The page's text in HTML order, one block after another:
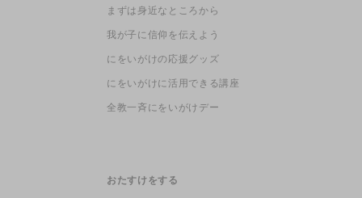
まずは身近なところから
我が子に信仰を伝えよう
にをいがけの応援グッズ
にをいがけに活用できる講座
全教一斉にをいがけデー
おたすけをする